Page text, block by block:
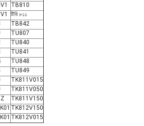
TB810
টিবি ৮১১
TB842
TU807
TU840
TU841
TU848
TU849
TK811V015
TK811V050
TK811V150
TK812V150
TK812V015